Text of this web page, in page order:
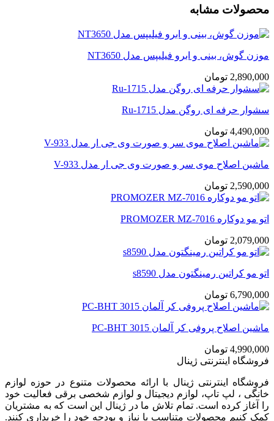
محصولات مشابه
موزن گوش، بینی و ابرو فیلیپس مدل NT3650
2,890,000 تومان
سشوار حرفه ای روگن مدل Ru-1715
4,490,000 تومان
ماشین اصلاح موی سر و صورت وی جی ار مدل V-933
2,590,000 تومان
اتو مو دوکاره PROMOZER MZ-7016
2,079,000 تومان
اتو مو کراتین رمینگتون مدل s8590
6,790,000 تومان
ماشین اصلاح پروفی کر آلمان PC-BHT 3015
4,990,000 تومان
فروشگاه اینترنتی ژینال
فروشگاه اینترنتی ژینال با ارائه محصولات متنوع در حوزه لوازم
خانگی ، لپ تاپ، لوازم دیجیتال و لوازم شخصی برقی فعالیت خود
را آغاز کرده است. تمام تلاش ما در ژینال این است که به مشتریان
کمک کنیم محصولات متناسب با نیاز و بودجه خود را خریداری کنند.